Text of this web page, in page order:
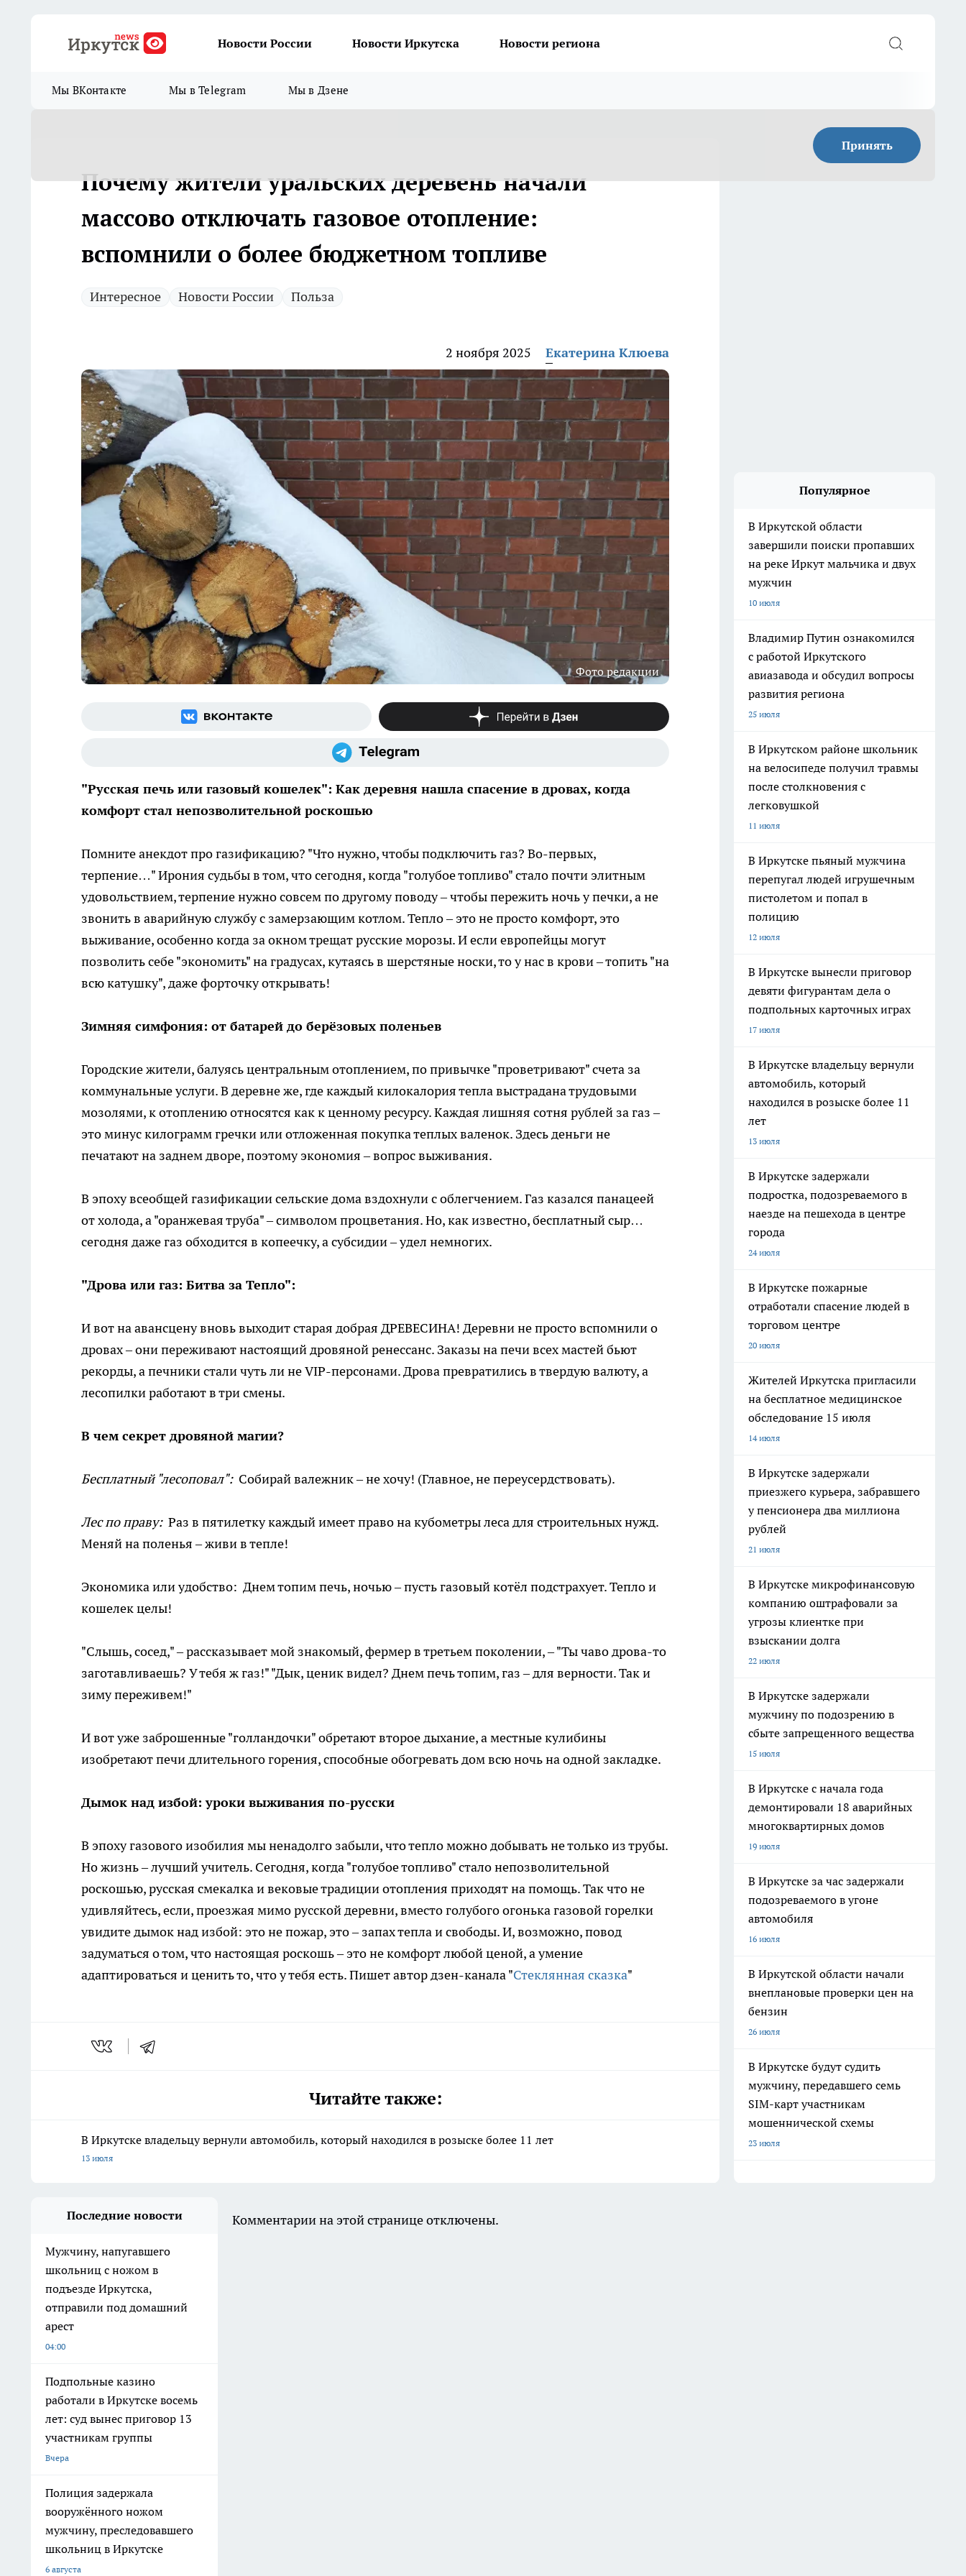
Новости России Новости Иркутска Новости региона
Мы ВКонтакте Мы в Telegram Мы в Дзене
Принять
Почему жители уральских деревень начали
массово отключать газовое отопление:
вспомнили о более бюджетном топливе
Интересное Новости России Польза
2 ноября 2025 Екатерина Клюева
Фото редакции
"Русская печь или газовый кошелек": Как деревня нашла спасение в дровах, когда
комфорт стал непозволительной роскошью
Помните анекдот про газификацию? "Что нужно, чтобы подключить газ? Во-первых,
терпение…" Ирония судьбы в том, что сегодня, когда "голубое топливо" стало почти элитным
удовольствием, терпение нужно совсем по другому поводу – чтобы пережить ночь у печки, а не
звонить в аварийную службу с замерзающим котлом. Тепло – это не просто комфорт, это
выживание, особенно когда за окном трещат русские морозы. И если европейцы могут
позволить себе "экономить" на градусах, кутаясь в шерстяные носки, то у нас в крови – топить "на
всю катушку", даже форточку открывать!
Зимняя симфония: от батарей до берёзовых поленьев
Городские жители, балуясь центральным отоплением, по привычке "проветривают" счета за
коммунальные услуги. В деревне же, где каждый килокалория тепла выстрадана трудовыми
мозолями, к отоплению относятся как к ценному ресурсу. Каждая лишняя сотня рублей за газ –
это минус килограмм гречки или отложенная покупка теплых валенок. Здесь деньги не
печатают на заднем дворе, поэтому экономия – вопрос выживания.
В эпоху всеобщей газификации сельские дома вздохнули с облегчением. Газ казался панацеей
от холода, а "оранжевая труба" – символом процветания. Но, как известно, бесплатный сыр…
сегодня даже газ обходится в копеечку, а субсидии – удел немногих.
"Дрова или газ: Битва за Тепло":
И вот на авансцену вновь выходит старая добрая ДРЕВЕСИНА! Деревни не просто вспомнили о
дровах – они переживают настоящий дровяной ренессанс. Заказы на печи всех мастей бьют
рекорды, а печники стали чуть ли не VIP-персонами. Дрова превратились в твердую валюту, а
лесопилки работают в три смены.
В чем секрет дровяной магии?
Бесплатный "лесоповал": Собирай валежник – не хочу! (Главное, не переусердствовать).
Лес по праву:Раз в пятилетку каждый имеет право на кубометры леса для строительных нужд.
Меняй на поленья – живи в тепле!
Экономика или удобство: Днем топим печь, ночью – пусть газовый котёл подстрахует. Тепло и
кошелек целы!
"Слышь, сосед," – рассказывает мой знакомый, фермер в третьем поколении, – "Ты чаво дрова-то
заготавливаешь? У тебя ж газ!" "Дык, ценик видел? Днем печь топим, газ – для верности. Так и
зиму переживем!"
И вот уже заброшенные "голландочки" обретают второе дыхание, а местные кулибины
изобретают печи длительного горения, способные обогревать дом всю ночь на одной закладке.
Дымок над избой: уроки выживания по-русски
В эпоху газового изобилия мы ненадолго забыли, что тепло можно добывать не только из трубы.
Но жизнь – лучший учитель. Сегодня, когда "голубое топливо" стало непозволительной
роскошью, русская смекалка и вековые традиции отопления приходят на помощь. Так что не
удивляйтесь, если, проезжая мимо русской деревни, вместо голубого огонька газовой горелки
увидите дымок над избой: это не пожар, это – запах тепла и свободы. И, возможно, повод
задуматься о том, что настоящая роскошь – это не комфорт любой ценой, а умение
адаптироваться и ценить то, что у тебя есть. Пишет автор дзен-канала "Стеклянная сказка"
Читайте также:
В Иркутске владельцу вернули автомобиль, который находился в розыске более 11 лет
13 июля
Популярное
В Иркутской области
завершили поиски пропавших
на реке Иркут мальчика и двух
мужчин
10 июля
Владимир Путин ознакомился
с работой Иркутского
авиазавода и обсудил вопросы
развития региона
25 июля
В Иркутском районе школьник
на велосипеде получил травмы
после столкновения с
легковушкой
11 июля
В Иркутске пьяный мужчина
перепугал людей игрушечным
пистолетом и попал в
полицию
12 июля
В Иркутске вынесли приговор
девяти фигурантам дела о
подпольных карточных играх
17 июля
В Иркутске владельцу вернули
автомобиль, который
находился в розыске более 11
лет
13 июля
В Иркутске задержали
подростка, подозреваемого в
наезде на пешехода в центре
города
24 июля
В Иркутске пожарные
отработали спасение людей в
торговом центре
20 июля
Жителей Иркутска пригласили
на бесплатное медицинское
обследование 15 июля
14 июля
В Иркутске задержали
приезжего курьера, забравшего
у пенсионера два миллиона
рублей
21 июля
В Иркутске микрофинансовую
компанию оштрафовали за
угрозы клиентке при
взыскании долга
22 июля
В Иркутске задержали
мужчину по подозрению в
сбыте запрещенного вещества
15 июля
В Иркутске с начала года
демонтировали 18 аварийных
многоквартирных домов
19 июля
В Иркутске за час задержали
подозреваемого в угоне
автомобиля
16 июля
В Иркутской области начали
внеплановые проверки цен на
бензин
26 июля
В Иркутске будут судить
мужчину, передавшего семь
SIM-карт участникам
мошеннической схемы
23 июля
Последние новости
Мужчину, напугавшего
школьниц с ножом в
подъезде Иркутска,
отправили под домашний
арест
04:00
Подпольные казино
работали в Иркутске восемь
лет: суд вынес приговор 13
участникам группы
Вчера
Полиция задержала
вооружённого ножом
мужчину, преследовавшего
школьниц в Иркутске
6 августа
Комментарии на этой странице отключены.